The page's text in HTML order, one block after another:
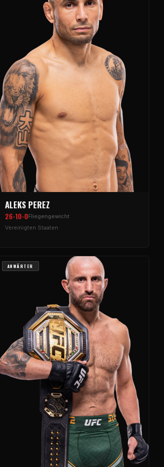
ALEKS PEREZ
26-10-0Fliegengewicht
Vereinigten Staaten
ANWÄRTER